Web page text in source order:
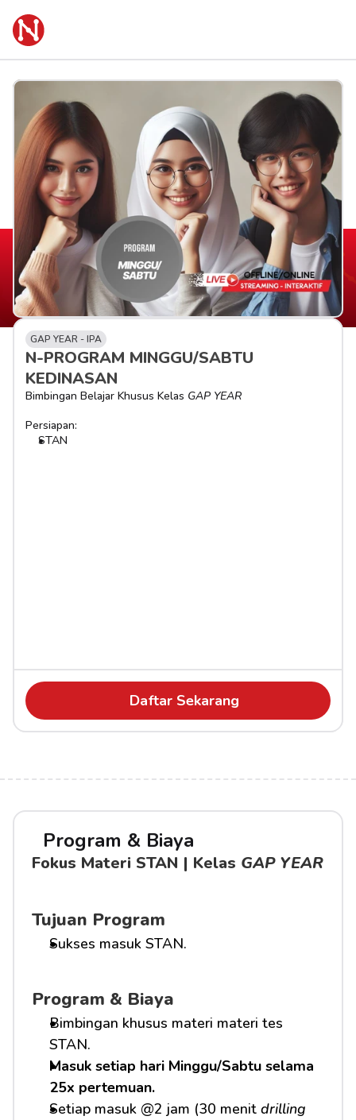
GAP YEAR - IPA
N-PROGRAM MINGGU/SABTU
KEDINASAN
Bimbingan Belajar Khusus Kelas GAP YEAR
Persiapan:
STAN
Daftar Sekarang
Program & Biaya
Fokus Materi STAN | Kelas GAP YEAR
Tujuan Program
Sukses masuk STAN.
Program & Biaya
Bimbingan khusus materi materi tes
STAN.
Masuk setiap hari Minggu/Sabtu selama
25x pertemuan.
Setiap masuk @2 jam (30 menit drilling